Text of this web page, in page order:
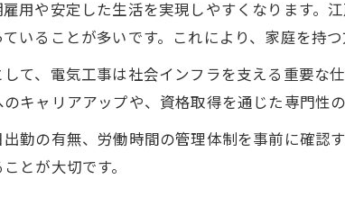
用や安定した生活を実現しやすくなります
いることが多いです。これにより、家庭を持
て、電気工事は社会インフラを支える重要
キャリアアップや、資格取得を通じた専門性
勤の有無、労働時間の管理体制を事前に確
とが大切です。